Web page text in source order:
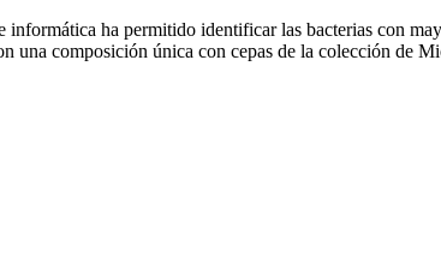
informática ha permitido identificar las bacterias con
composición única con cepas de la colección de